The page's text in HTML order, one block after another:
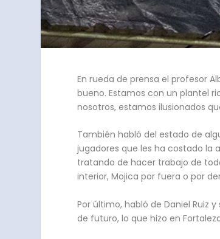
En rueda de prensa el profesor
bueno. Estamos con un plantel
nosotros, estamos ilusionados
También habló del estado de
jugadores que les ha costado la
tratando de hacer trabajo de
interior, Mojica por fuera o por
Por último, habló de Daniel Ruiz
de futuro, lo que hizo en